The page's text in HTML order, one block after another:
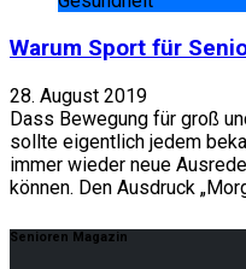
Warum Sport für
28. August 2019
Dass Bewegung für groß
sollte eigentlich jedem
immer wieder neue
können. Den Ausdruck
Senioren Magazin